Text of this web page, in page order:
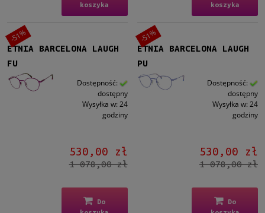
koszyka
koszyka
ETNIA BARCELONA LAUGH
FU
Dostępność:
dostępny
Wysyłka w: 24
godziny
530,00 zł
1 078,00 zł
Do
-51%
ETNIA BARCELONA LAUGH
PU
Dostępność:
dostępny
Wysyłka w: 24
godziny
530,00 zł
1 078,00 zł
Do
-51%